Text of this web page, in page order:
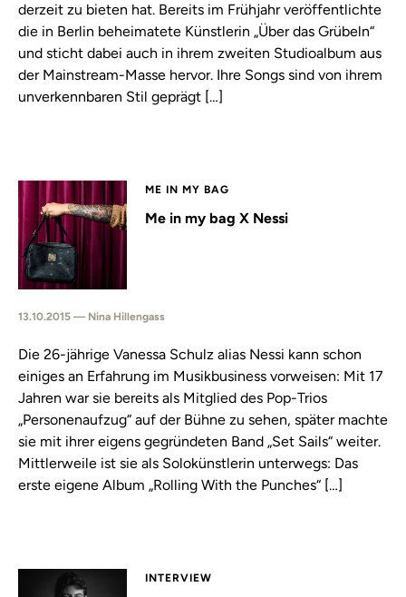
derzeit zu bieten hat. Bereits im Frühjahr veröffentlichte
die in Berlin beheimatete Künstlerin „Über das Grübeln“
und sticht dabei auch in ihrem zweiten Studioalbum aus
der Mainstream-Masse hervor. Ihre Songs sind von ihrem
unverkennbaren Stil geprägt […]
ME IN MY BAG
Me in my bag X Nessi
13.10.2015 — Nina Hillengass
Die 26-jährige Vanessa Schulz alias Nessi kann schon
einiges an Erfahrung im Musikbusiness vorweisen: Mit 17
Jahren war sie bereits als Mitglied des Pop-Trios
„Personenaufzug“ auf der Bühne zu sehen, später machte
sie mit ihrer eigens gegründeten Band „Set Sails“ weiter.
Mittlerweile ist sie als Solokünstlerin unterwegs: Das
erste eigene Album „Rolling With the Punches“ […]
INTERVIEW